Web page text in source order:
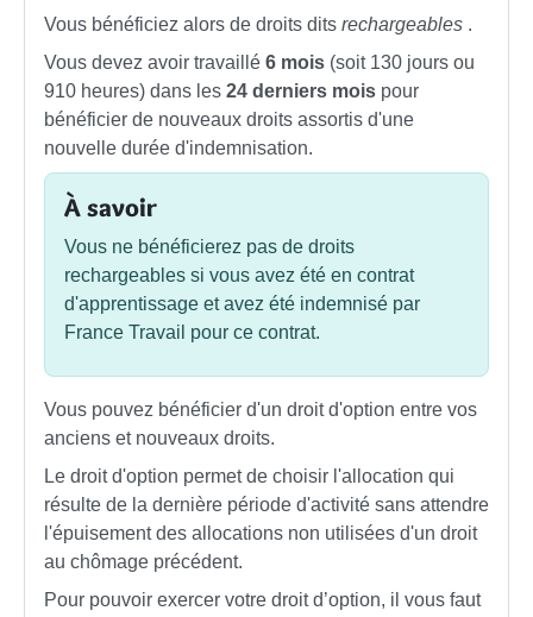
Vous bénéficiez alors de droits dits rechargeables .
Vous devez avoir travaillé 6 mois (soit 130 jours ou
910 heures) dans les 24 derniers mois pour
bénéficier de nouveaux droits assortis d'une
nouvelle durée d'indemnisation.
À savoir
Vous ne bénéficierez pas de droits
rechargeables si vous avez été en contrat
d'apprentissage et avez été indemnisé par
France Travail pour ce contrat.
Vous pouvez bénéficier d'un droit d'option entre vos
anciens et nouveaux droits.
Le droit d'option permet de choisir l'allocation qui
résulte de la dernière période d'activité sans attendre
l'épuisement des allocations non utilisées d'un droit
au chômage précédent.
Pour pouvoir exercer votre droit d’option, il vous faut